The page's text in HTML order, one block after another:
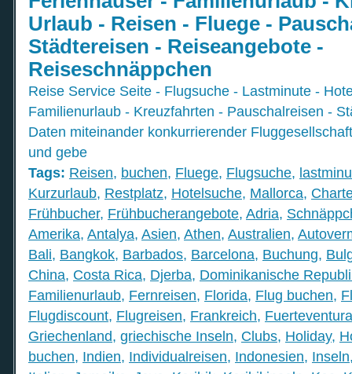
Urlaub - Reisen - Fluege -
Städtereisen - Reiseangebote -
Reiseschnäppchen
Reise Service Seite - Flugsuche - Lastminute -
Familienurlaub - Kreuzfahrten - Pauschalreisen -
Daten miteinander konkurrierender
und gebe
Tags: Reisen, buchen, Fluege, Flugsuche,
Kurzurlaub, Restplatz, Hotelsuche, Mallorca,
Frühbucher, Frühbucherangebote, Adria,
Amerika, Antalya, Asien, Athen, Australien,
Bali, Bangkok, Barbados, Barcelona, Buchung,
China, Costa Rica, Djerba, Dominikanische
Familienurlaub, Fernreisen, Florida, Flug buchen,
Flugdiscount, Flugreisen, Frankreich, Fuerteventura
Griechenland, griechische Inseln, Clubs, Holiday,
buchen, Indien, Individualreisen, Indonesien, Inseln